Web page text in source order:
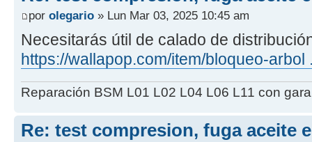
por olegario » Lun Mar 03, 2025 10:45 am
Necesitarás útil de calado de
https://wallapop.com/item/bloqueo-arbol
Reparación BSM L01 L02 L04 L06 L11 con
Re: test compresion, fuga aceite